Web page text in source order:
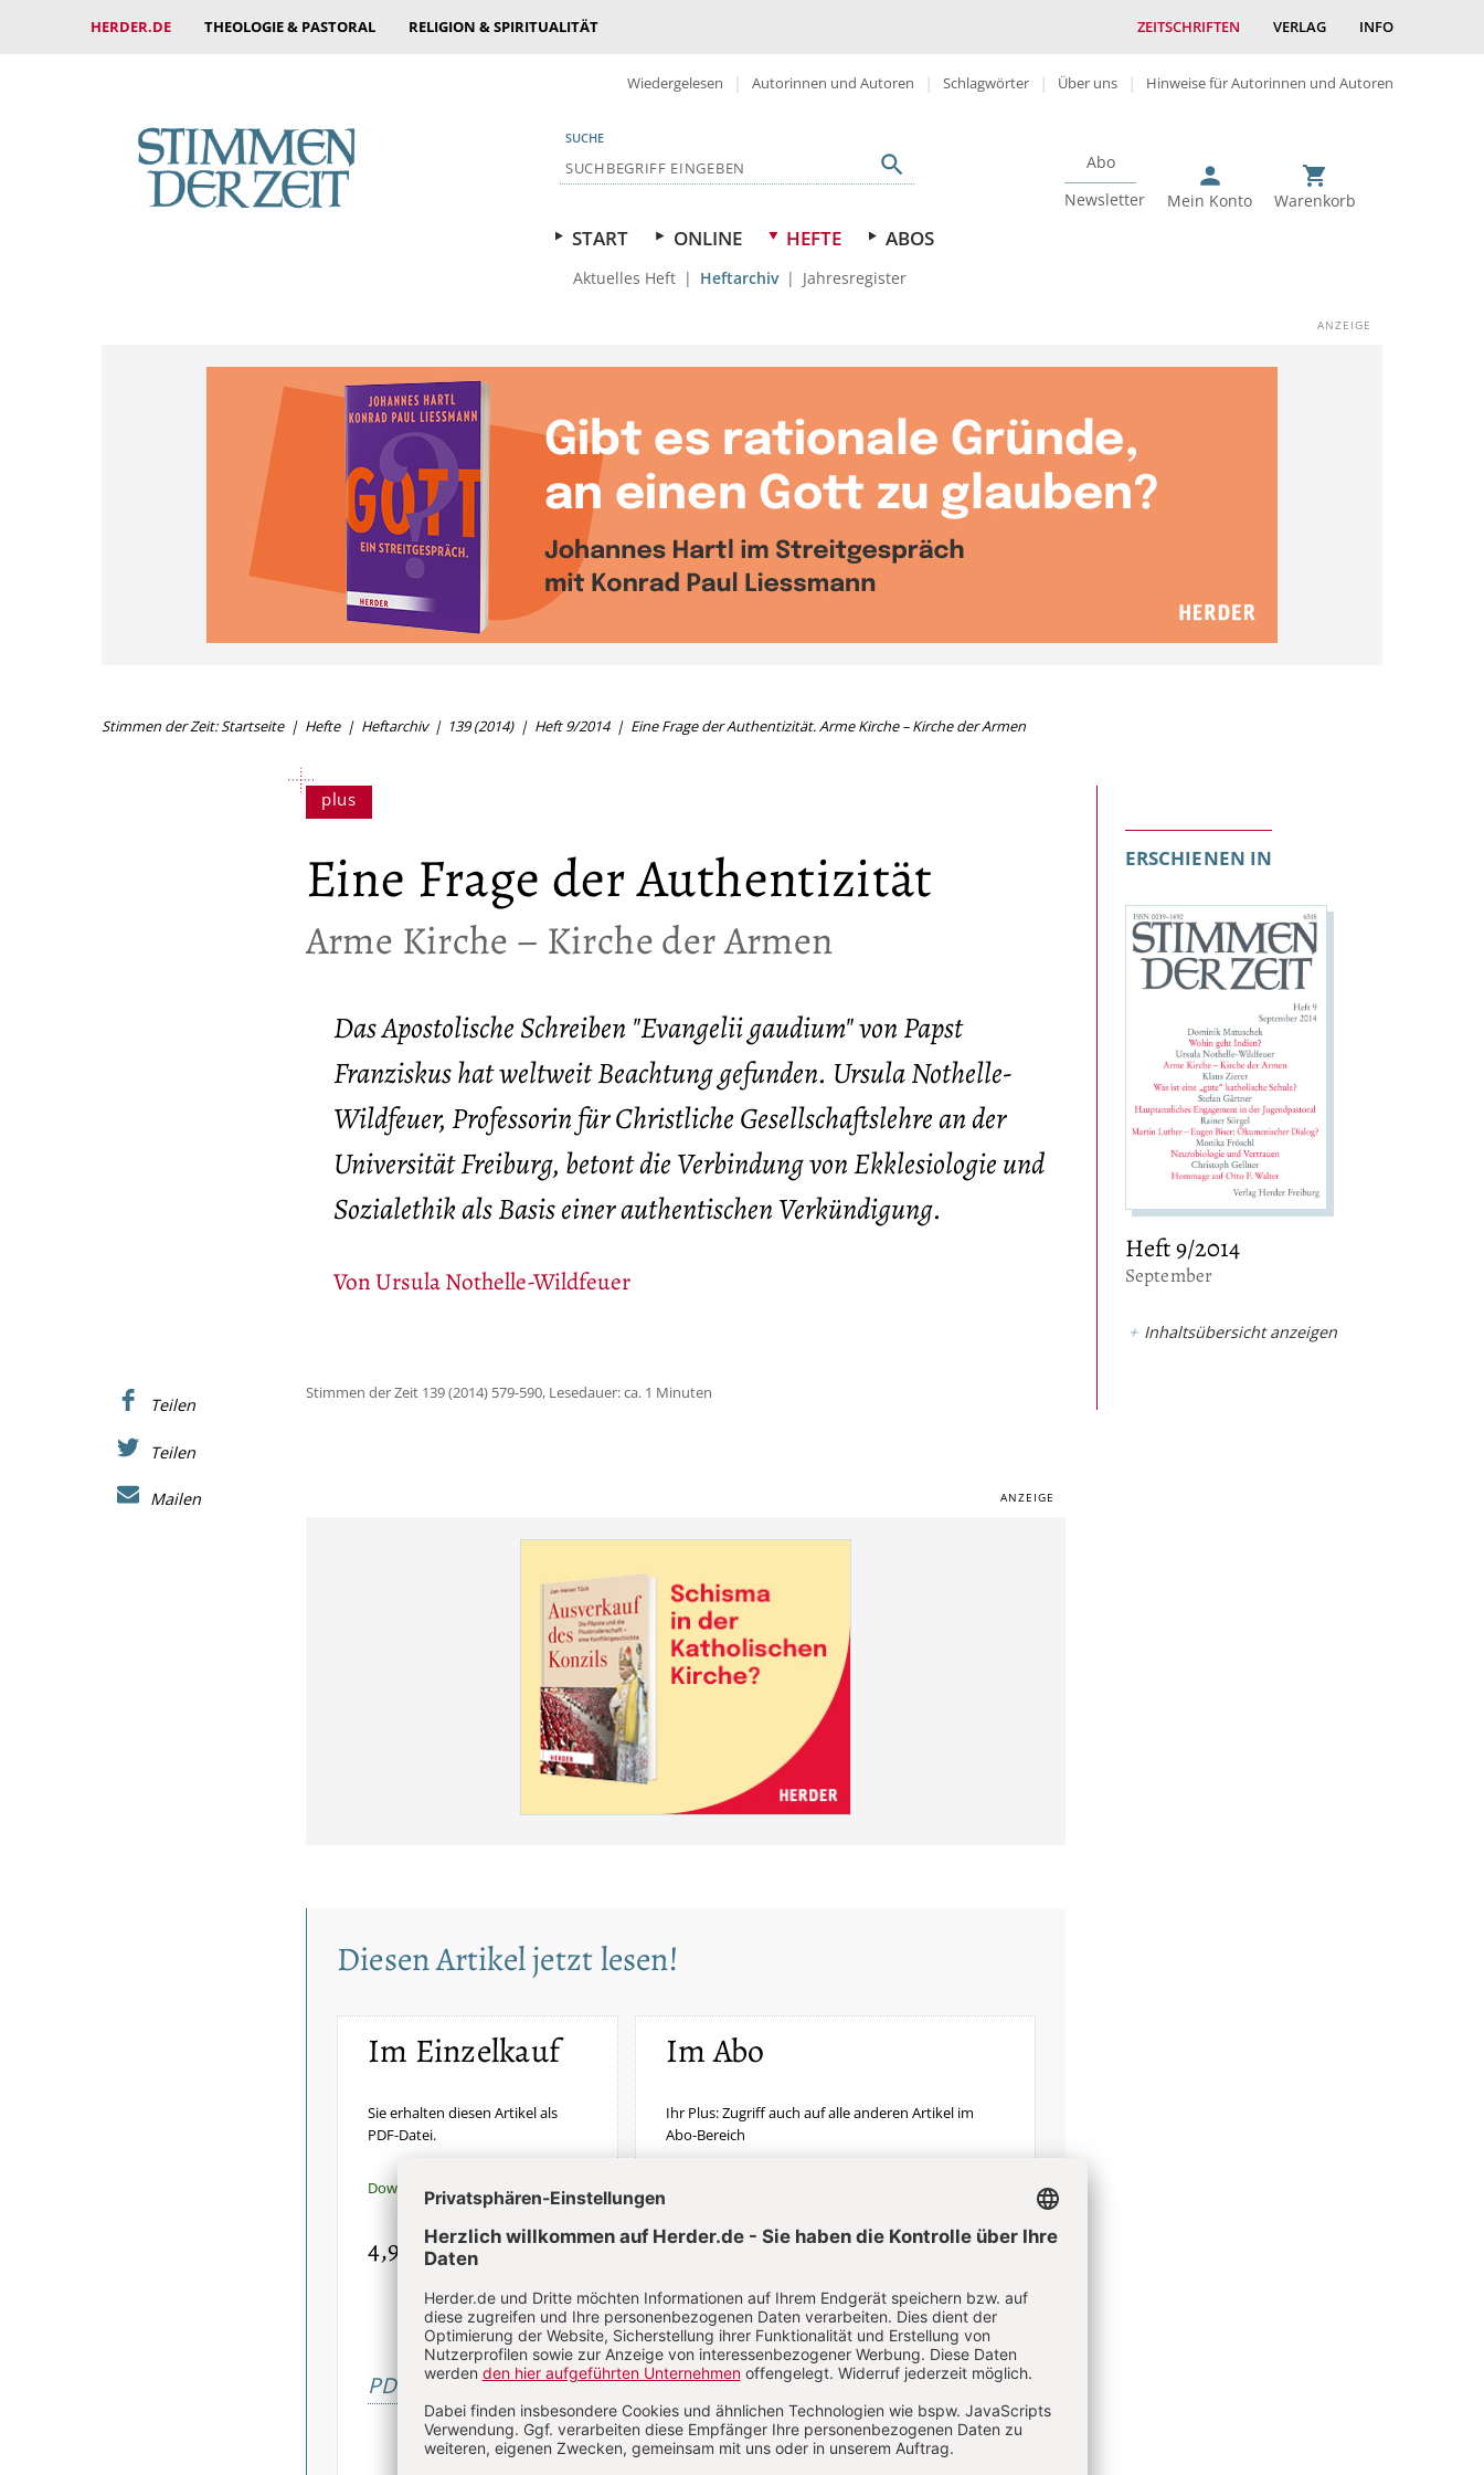
HERDER.DE THEOLOGIE & PASTORAL RELIGION & SPIRITUALITÄT ZEITSCHRIFTEN VERLAG INFO
Wiedergelesen Autorinnen und Autoren Schlagwörter Über uns Hinweise für Autorinnen und Autoren
SUCHE
Abo
Newsletter
Mein Konto Warenkorb
START ONLINE HEFTE ABOS
Aktuelles Heft Heftarchiv Jahresregister
Stimmen der Zeit: Startseite Hefte Heftarchiv 139 (2014) Heft 9/2014 Eine Frage der Authentizität. Arme Kirche – Kirche der Armen
Eine Frage der Authentizität
:
Arme Kirche – Kirche der Armen
Das Apostolische Schreiben "Evangelii gaudium" von Papst
Franziskus hat weltweit Beachtung gefunden. Ursula Nothelle-
Wildfeuer, Professorin für Christliche Gesellschaftslehre an der
Universität Freiburg, betont die Verbindung von Ekklesiologie und
Sozialethik als Basis einer authentischen Verkündigung.
VonUrsula Nothelle-Wildfeuer
Stimmen der Zeit 139 (2014) 579-590, Lesedauer: ca. 1 Minuten
Diesen Artikel jetzt lesen!
Im Einzelkauf
Sie erhalten diesen Artikel als
PDF-Datei.
Download sofort verfügbar
4,90 €inkl. MwSt
PDF bestellen
Im Abo
Ihr Plus: Zugriff auch auf alle anderen Artikel im
Abo-Bereich
Digitalzugang
Im Abo Im Digital-Abo
Abo testen
Teilen
Teilen
Mailen
ERSCHIENEN IN
Heft 9/2014
:
September
Inhaltsübersicht anzeigen